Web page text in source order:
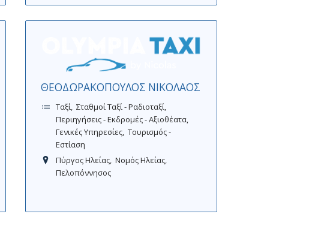
ΘΕΟΔΩΡΑΚΟΠΟΥΛΟΣ ΝΙΚΟΛΑΟΣ
Ταξί Σταθμοί Ταξί - Ραδιοταξί
Περιηγήσεις - Εκδρομές - Αξιοθέατα
Γενικές Υπηρεσίες Τουρισμός -
Εστίαση
Πύργος Ηλείας Νομός Ηλείας
Πελοπόννησος